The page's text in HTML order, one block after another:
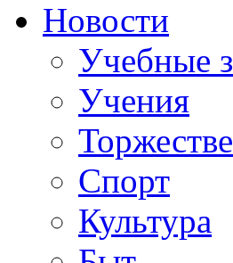
Новости
Учебные
Учения
Спорт
Культура